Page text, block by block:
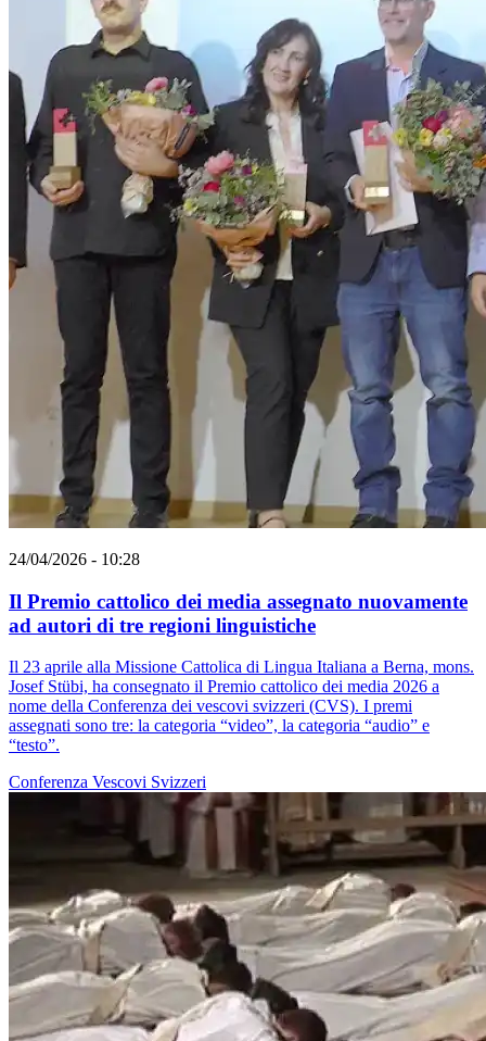
24/04/2026 - 10:28
Il Premio cattolico dei media assegnato nuovamente
ad autori di tre regioni linguistiche
Il 23 aprile alla Missione Cattolica di Lingua Italiana a Berna, mons.
Josef Stübi, ha consegnato il Premio cattolico dei media 2026 a
nome della Conferenza dei vescovi svizzeri (CVS). I premi
assegnati sono tre: la categoria “video”, la categoria “audio” e
“testo”.
Conferenza Vescovi Svizzeri